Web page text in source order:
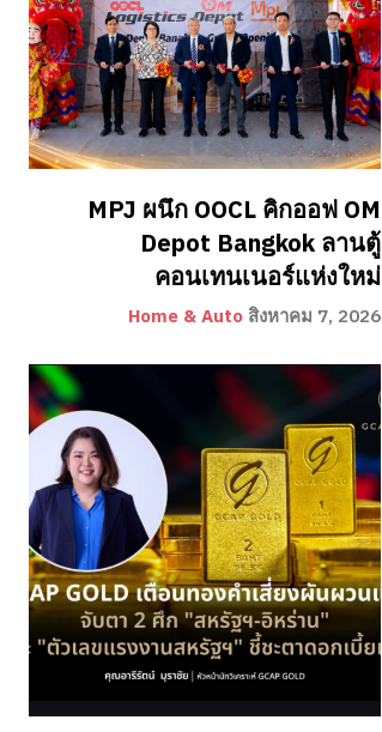
MPJ ผนึก OOCL คิกออฟ OM
Depot Bangkok ลานตู้
คอนเทนเนอร์แห่งใหม่
Home & Auto สิงหาคม 7, 2026